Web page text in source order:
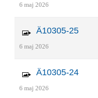
6 maj 2026
Ä10305-25
6 maj 2026
Ä10305-24
6 maj 2026